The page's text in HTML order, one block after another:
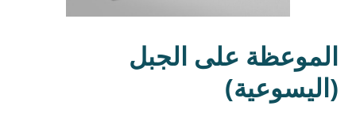
الموعظة على الجبل
(اليسوعية)